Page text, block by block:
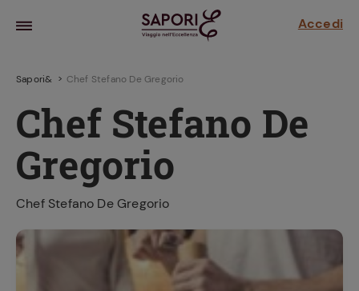
Accedi
Sapori& Chef Stefano De Gregorio
Chef Stefano De
Gregorio
Chef Stefano De Gregorio